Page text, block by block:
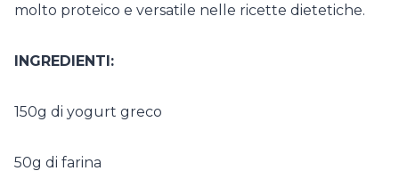
molto proteico e versatile nelle ricette dietetiche.
INGREDIENTI:
150g di yogurt greco
50g di farina